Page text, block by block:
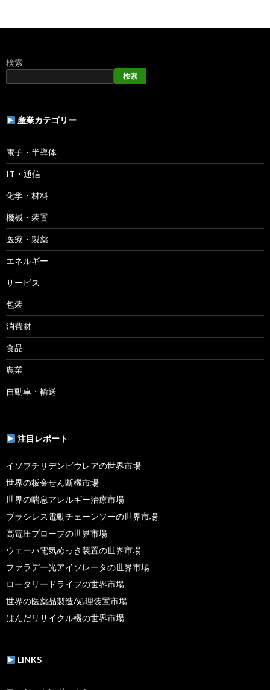
検索
検索
産業カテゴリー
電子・半導体
IT・通信
化学・材料
機械・装置
医療・製薬
エネルギー
サービス
包装
消費財
食品
農業
自動車・輸送
注目レポート
イソブチリデンビウレアの世界市場
世界の板金せん断機市場
世界の喘息アレルギー治療市場
ブラシレス電動チェーンソーの世界市場
高電圧プローブの世界市場
ウェーハ電気めっき装置の世界市場
ファラデー光アイソレータの世界市場
ロータリードライブの世界市場
世界の医薬品製造/処理装置市場
はんだリサイクル機の世界市場
LINKS